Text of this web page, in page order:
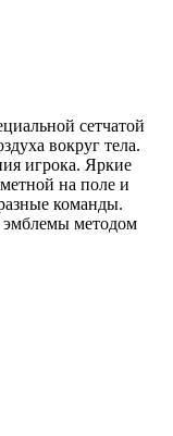
сетчатой
вокруг тела.
игрока. Яркие
на поле и
команды.
эмблемы методом